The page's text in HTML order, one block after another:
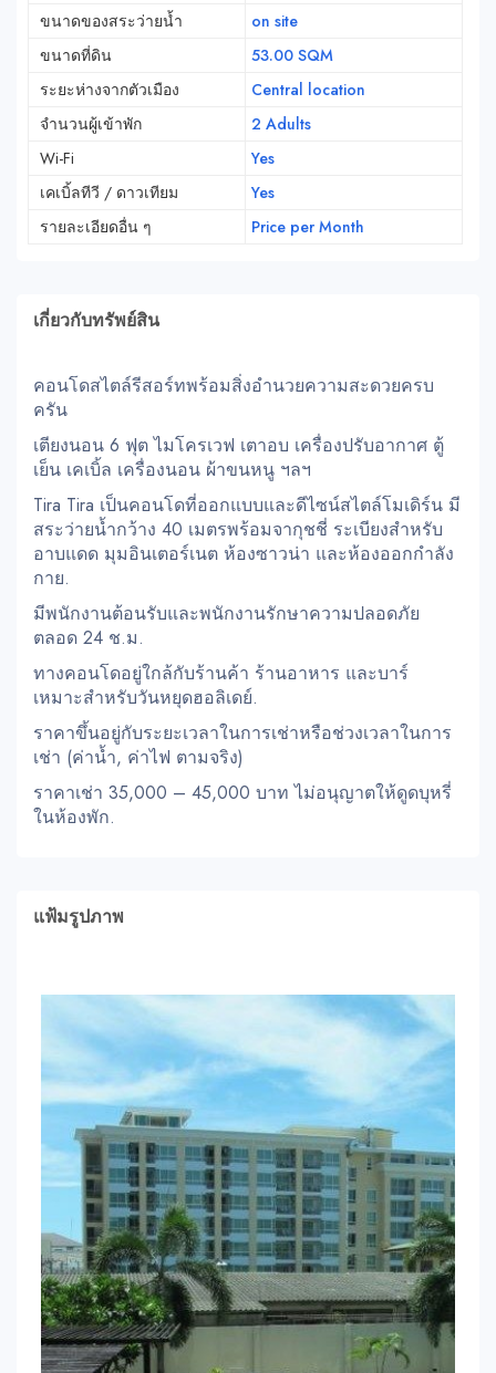
ขนาดของสระว่ายน้ำ
on site
ขนาดที่ดิน
53.00 SQM
ระยะห่างจากตัวเมือง
Central location
จำนวนผู้เข้าพัก
2 Adults
Wi-Fi
Yes
เคเบิ้ลทีวี / ดาวเทียม
Yes
รายละเอียดอื่น ๆ
Price per Month
เกี่ยวกับทรัพย์สิน
คอนโดสไตล์รีสอร์ทพร้อมสิ่งอำนวยความสะดวยครบ
ครัน
เตียงนอน 6 ฟุต ไมโครเวฟ เตาอบ เครื่องปรับอากาศ ตู้
เย็น เคเบิ้ล เครื่องนอน ผ้าขนหนู ฯลฯ
Tira Tira เป็นคอนโดที่ออกแบบและดีไซน์สไตล์โมเดิร์น มี
สระว่ายน้ำกว้าง 40 เมตรพร้อมจากุชชี่ ระเบียงสำหรับ
อาบแดด มุมอินเตอร์เนต ห้องซาวน่า และห้องออกกำลัง
กาย.
มีพนักงานต้อนรับและพนักงานรักษาความปลอดภัย
ตลอด 24 ช.ม.
ทางคอนโดอยู่ใกล้กับร้านค้า ร้านอาหาร และบาร์
เหมาะสำหรับวันหยุดฮอลิเดย์.
ราคาขึ้นอยู่กับระยะเวลาในการเช่าหรือช่วงเวลาในการ
เช่า (ค่าน้ำ, ค่าไฟ ตามจริง)
ราคาเช่า 35,000 – 45,000 บาท ไม่อนุญาตให้ดูดบุหรี่
ในห้องพัก.
แฟ้มรูปภาพ